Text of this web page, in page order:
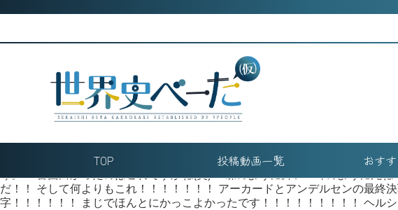
TOP 投稿動画一覧 おす
こんにぢは！！！！！イランカラプテ！！ お久しぶりです。べかりで主に音
うと思います（╹◡╹） ちなみにこれはサンシャインシティ前で食べたケバ
にしては珍しく音声ガイドが販売されているようで、ヘルシング作中のヴァ
込みのようなので気になって買ってみたら本当にヴァレンタイン兄弟がガン
一巻の表紙原画！ アーカードの登場からインテグラの過去、セラスの吸血鬼
覚えています！ ジャッカルと454スールカスタムオートマチックの1/1スケー
界史好きにはたまらない……。 他にもヘルシング作中の出来事を再現した
シュッツことリップヴァーン！伝わる人にしか伝わらないと思うのですが、
だ！！ そして何よりもこれ！！！！！！！ アーカードとアンデルセンの最
字！！！！！！ まじでほんとにかっこよかったです！！！！！！！！！ ヘ